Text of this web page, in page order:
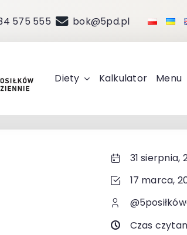
575 555 bok@5pd.pl
Diety Kalkulator Menu
31 sierpnia,
17 marca,
Czas